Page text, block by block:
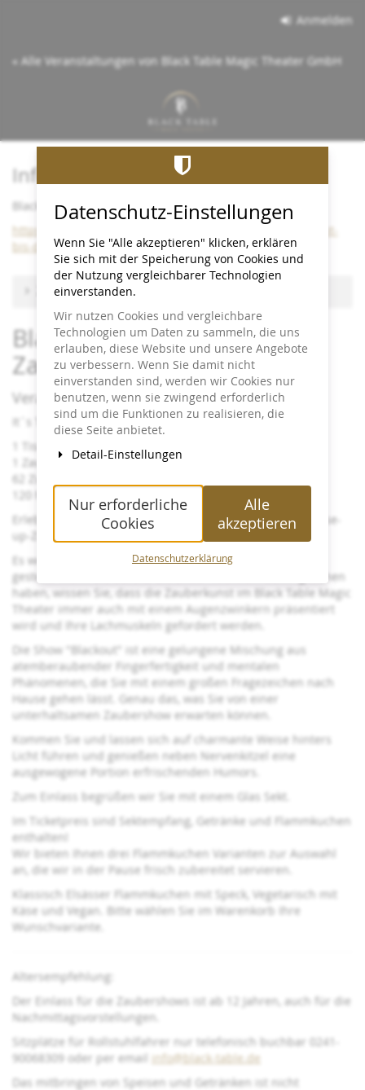
springen
Anmelden
« Alle Veranstaltungen von Black Table Magic Theater GmbH
Info:
Black Table bleibt bis Dezember 2026 im Cineplex
https://www.black-table.de/wichtige-info-black-table-bleibt-
bis-dezember-2026-im-cineplex/
Zu anderem Termin wechseln
Blackout - Close-up-
Zaubershow
Veranstaltungsinfos:
It´s Time for Blackout!
1 Tisch
1 Zauberer
62 Zuschauer
120 Minuten Show
Erleben Sie Christian Jedinat am Black Table mit ihrer Close-
up-Zaubershow "Blackout".
Es werden Ihre Gehirnzellen so richtig auf den Prüfstand
gestellt. Wenn Sie bereits die Show “Nicht blinzeln!“ gesehen
haben, wissen Sie, dass die Zauberkunst im Black Table Magic
Theater immer auch mit einem Augenzwinkern präsentiert
wird und Ihre Lachmuskeln gefordert werden.
Die Show "Blackout" ist eine gelungene Mischung aus
atemberaubender Fingerfertigkeit und mentalen
Phänomenen, die Sie mit einem großen Fragezeichen nach
Hause gehen lässt. Genau das, was Sie von einer
unterhaltsamen Zaubershow erwarten können.
Kommen Sie und lassen sich auf charmante Weise hinters
Licht führen und genießen neben Nervenkitzel eine
ausgewogene Portion erfrischenden Humors.
Zum Einlass begrüßen wir Sie mit einem Glas Sekt.
Im Ticketpreis sind Sektempfang, Getränke und Flammkuchen
enthalten!
Wir bieten Ihnen drei Flammkuchen Varianten zur Auswahl
an, die wir in der Pause frisch zubereitet servieren.
Klassisch Elsässer Flammkuchen mit Speck, Vegetarisch mit
Käse und Vegan. Bitte wählen Sie im Warenkorb Ihre
Wunschvariante.
Altersempfehlung:
Der Einlass für die Zaubershows ist ab 12 Jahren, auch für die
Nachmittagsvorstellungen.
Sitzplätze für Rollstuhlfahrer nur telefonisch buchbar 0241-
90068309 oder per email info@black-table.de
Das mitbringen von Speisen und Getränken ist nicht
Datenschutz-Einstellungen
Wenn Sie "Alle akzeptieren" klicken, erklären
Sie sich mit der Speicherung von Cookies und
der Nutzung vergleichbarer Technologien
einverstanden.
Wir nutzen Cookies und vergleichbare
Technologien um Daten zu sammeln, die uns
erlauben, diese Website und unsere Angebote
zu verbessern. Wenn Sie damit nicht
einverstanden sind, werden wir Cookies nur
benutzen, wenn sie zwingend erforderlich
sind um die Funktionen zu realisieren, die
diese Seite anbietet.
Detail-Einstellungen
Nur erforderliche
Cookies
Alle
akzeptieren
Datenschutzerklärung